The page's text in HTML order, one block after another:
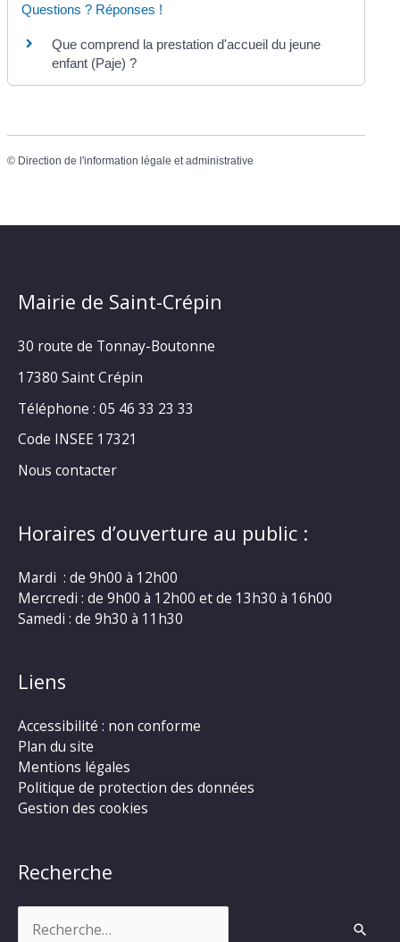
Questions ? Réponses !
Que comprend la prestation d'accueil du jeune
enfant (Paje) ?
© Direction de l'information légale et administrative
Mairie de Saint-Crépin
30 route de Tonnay-Boutonne
17380 Saint Crépin
Téléphone : 05 46 33 23 33
Code INSEE 17321
Nous contacter
Horaires d’ouverture au public :
Mardi : de 9h00 à 12h00
Mercredi : de 9h00 à 12h00 et de 13h30 à 16h00
Samedi : de 9h30 à 11h30
Liens
Accessibilité : non conforme
Plan du site
Mentions légales
Politique de protection des données
Gestion des cookies
Recherche